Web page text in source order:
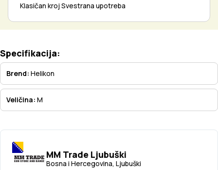
Klasičan kroj Svestrana upotreba
MM Trade Ljubuški
Bosna i Hercegovina, Ljubuški
Specifikacija:
Brend: Helikon
Veličina: M